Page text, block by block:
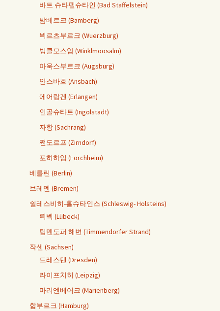
바트 슈타펠슈타인 (Bad Staffelstein)
밤베르크 (Bamberg)
뷔르츠부르크 (Wuerzburg)
빙클모스암 (Winklmoosalm)
아욱스부르크 (Augsburg)
안스바흐 (Ansbach)
에어랑겐 (Erlangen)
인골슈타트 (Ingolstadt)
자항 (Sachrang)
쩐도르프 (Zirndorf)
포히하임 (Forchheim)
베를린 (Berlin)
브레멘 (Bremen)
쉴레스비히-홀슈타인스 (Schleswig- Holsteins)
뤼벡 (Lübeck)
팀멘도퍼 해변 (Timmendorfer Strand)
작센 (Sachsen)
드레스덴 (Dresden)
라이프치히 (Leipzig)
마리엔베어크 (Marienberg)
함부르크 (Hamburg)